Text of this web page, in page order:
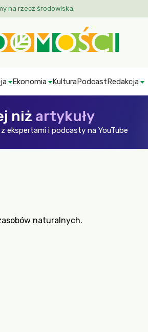
na rzecz środowiska.
Ekonomia KulturaPodcastRedakcja
niż artykuły
ekspertami i podcasty na YouTube
naturalnych.